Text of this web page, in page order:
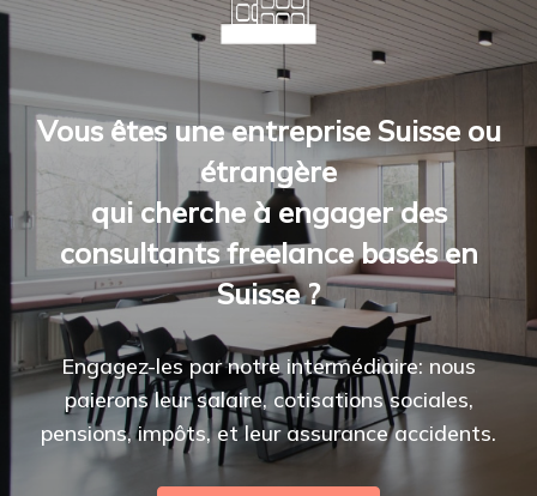
Vous êtes une entreprise Suisse ou
étrangère
qui cherche à engager des
consultants freelance basés en
Suisse ?
Engagez-les par notre intermédiaire: nous
paierons leur salaire, cotisations sociales,
pensions, impôts, et leur assurance accidents.